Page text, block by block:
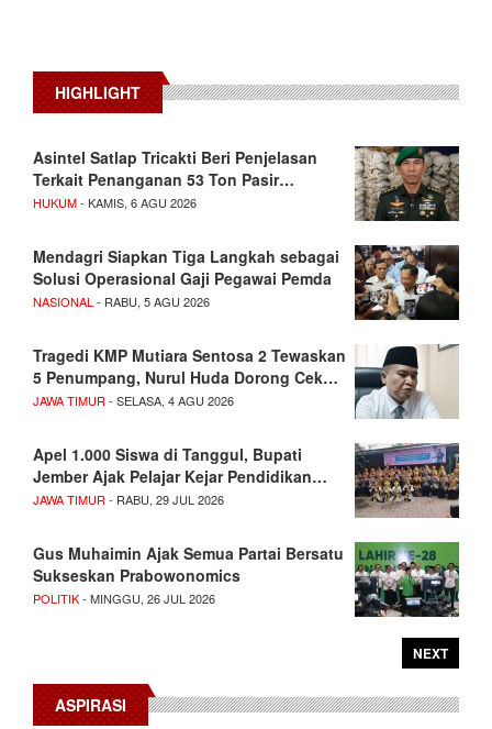
HIGHLIGHT
Asintel Satlap Tricakti Beri Penjelasan
Terkait Penanganan 53 Ton Pasir…
HUKUM- KAMIS, 6 AGU 2026
Mendagri Siapkan Tiga Langkah sebagai
Solusi Operasional Gaji Pegawai Pemda
NASIONAL - RABU, 5 AGU 2026
Tragedi KMP Mutiara Sentosa 2 Tewaskan
5 Penumpang, Nurul Huda Dorong Cek…
JAWA TIMUR - SELASA, 4 AGU 2026
Apel 1.000 Siswa di Tanggul, Bupati
Jember Ajak Pelajar Kejar Pendidikan…
JAWA TIMUR - RABU, 29 JUL 2026
Gus Muhaimin Ajak Semua Partai Bersatu
Sukseskan Prabowonomics
POLITIK- MINGGU, 26 JUL 2026
NEXT
ASPIRASI